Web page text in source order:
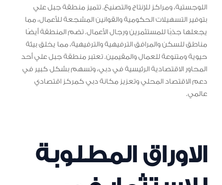
اللوجستية، ومراكز للإنتاج والتصنيع. تتميز منطقة جبل علي
بتوفير التسهيلات الحكومية والقوانين المشجعة للأعمال، مما
يجعلها جذبًا للمستثمرين ورجال الأعمال. تضم المنطقة أيضًا
مناطق للسكن والمرافق الترفيهية والترفيهية، مما يخلق بيئة
حيوية ومتنوعة للعمال والمقيمين. تعتبر منطقة جبل علي أحد
المحاور الاقتصادية الرئيسية في دبي، وتسهم بشكل كبير في
دعم الاقتصاد المحلي وتعزيز مكانة دبي كمركز اقتصادي
عالمي.
الاوراق المطلوبة